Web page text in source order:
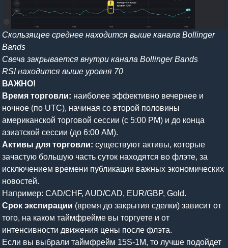
Скользящее среднее находится выше канала Bollinger
Bands
Свеча закрывается внутри канала Bollinger Bands
RSI находится выше уровня 70
ВАЖНО!
Время торговли: наиболее эффективно вечернее и
ночное (по UTC), начиная со второй половины
американской торговой сессии (с 5:00 PM) и до конца
азиатской сессии (до 6:00 AM).
Активы для торговли: существуют активы, которые
зачастую большую часть суток находятся во флэте, за
исключением времени публикации важных экономических
новостей.
Например: CAD/CHF, AUD/CAD, EUR/GBP, Gold.
Срок экспирации (время до закрытия сделки) зависит от
того, на каком таймфрейме вы торгуете и от
интенсивности движения цены после флэта.
Если вы выбрали таймфрейм 15S-1M, то лучше подойдет